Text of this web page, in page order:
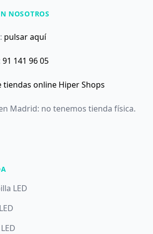
NOSOTROS
: pulsar aquí
91 141 96 05
tiendas online Hiper Shops
Madrid: no tenemos tienda física.
LED